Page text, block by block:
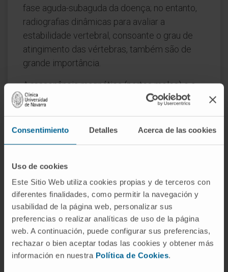
Consentimiento Detalles Acerca de las cookies
Uso de cookies
Este Sitio Web utiliza cookies propias y de terceros con
diferentes finalidades, como permitir la navegación y
usabilidad de la página web, personalizar sus
preferencias o realizar analíticas de uso de la página
web. A continuación, puede configurar sus preferencias,
rechazar o bien aceptar todas las cookies y obtener más
información en nuestra Política de Cookies.
fase aguda-subaguda da doença; no entanto,
radiografias dinâmicas para avaliar a
estabilidade vertebral, consoante o grau de
atingimento das vértebras, também são de
grande importância.
A ressonância magnética (partes moles) e o
TAC/TC (elementos ósseos) são os exames
eficaz da infeção.
Em casos duvidosos, também podem ser
úteis exames de medicina nuclear: cintigrafia
gálio/tecnécio, SPECT-TC e PET-TC.
O estudo diagnóstico definitivo de uma
infeção é a realização de uma biópsia, da qual
se obtêm amostras para cultura do agente
patogénico a tratar. Pode ser efetuada num